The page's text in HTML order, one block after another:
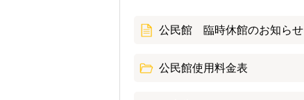
公民館 臨時休館のお知らせ
公民館使用料金表